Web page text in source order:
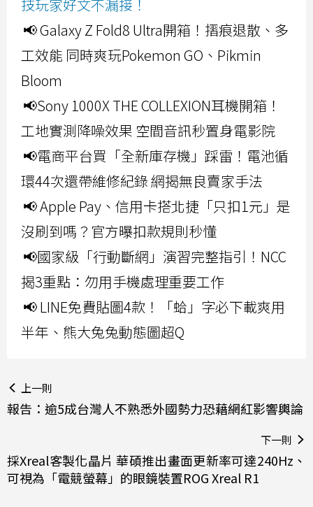
技玩家好文不漏接！
📢 Galaxy Z Fold8 Ultra開箱！摺痕退散、多
工效能 同時爽玩Pokemon GO、Pikmin
Bloom
📢Sony 1000X THE COLLEXION耳機開箱！
工地實測降噪效果 空間音訊秒置身電影院
📢電商平台買「全新庫存機」踩雷！電池循
環44次還帶維修紀錄 網揭無良賣家手法
📢 Apple Pay、信用卡搭北捷「只扣1元」是
沒刷到嗎？官方曝扣款規則秒懂
📢國家級「行動斷網」演習完整指引！NCC
揭3重點：勿用手機處理重要工作
📢 LINE免費貼圖4款！「蛤」字必下載爽用
半年、熊大兔兔動態圖超Q
上一則
報告：逾5成台灣人不熟悉外國勢力恐藉網紅影響輿論
下一則
採Xreal客製化晶片 華碩推出畫面更新率可達240Hz、
可視為「電競螢幕」的眼鏡裝置ROG Xreal R1